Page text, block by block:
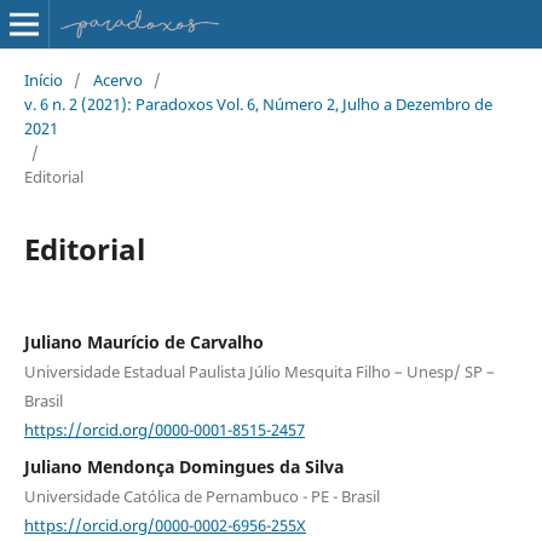
Início / Acervo /
v. 6 n. 2 (2021): Paradoxos Vol. 6, Número 2, Julho a Dezembro de
2021
/
Editorial
Editorial
Juliano Maurício de Carvalho
Universidade Estadual Paulista Júlio Mesquita Filho – Unesp/ SP –
Brasil
https://orcid.org/0000-0001-8515-2457
Juliano Mendonça Domingues da Silva
Universidade Católica de Pernambuco - PE - Brasil
https://orcid.org/0000-0002-6956-255X